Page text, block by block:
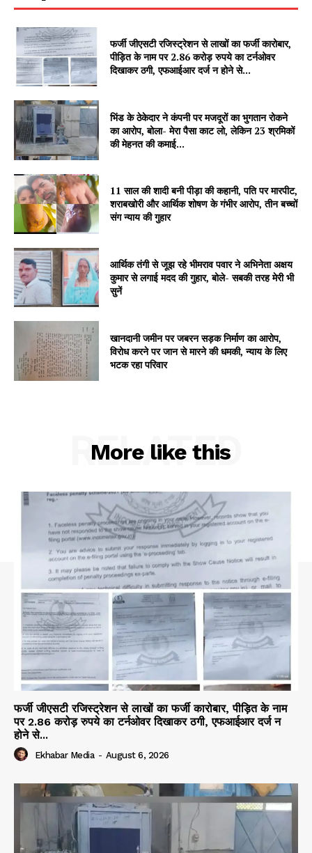
Magazine PRO
Company
Subscription Plans
फर्जी जीएसटी रजिस्ट्रेशन से लाखों का फर्जी कारोबार,
पीड़ित के नाम पर 2.86 करोड़ रुपये का टर्नओवर
दिखाकर ठगी, एफआईआर दर्ज न होने से...
भिंड के ठेकेदार ने कंपनी पर मजदूरों का भुगतान रोकने
का आरोप, बोला- मेरा पैसा काट लो, लेकिन 23 श्रमिकों
की मेहनत की कमाई...
11 साल की शादी बनी पीड़ा की कहानी, पति पर मारपीट,
शराबखोरी और आर्थिक शोषण के गंभीर आरोप, तीन बच्चों
संग न्याय की गुहार
आर्थिक तंगी से जूझ रहे भीमराव पवार ने अभिनेता अक्षय
कुमार से लगाई मदद की गुहार, बोले- सबकी तरह मेरी भी
सुनें
खानदानी जमीन पर जबरन सड़क निर्माण का आरोप,
विरोध करने पर जान से मारने की धमकी, न्याय के लिए
भटक रहा परिवार
More like this
RELATED
फर्जी जीएसटी रजिस्ट्रेशन से लाखों का फर्जी कारोबार, पीड़ित के नाम
पर 2.86 करोड़ रुपये का टर्नओवर दिखाकर ठगी, एफआईआर दर्ज न
होने से...
Ekhabar Media - August 6, 2026